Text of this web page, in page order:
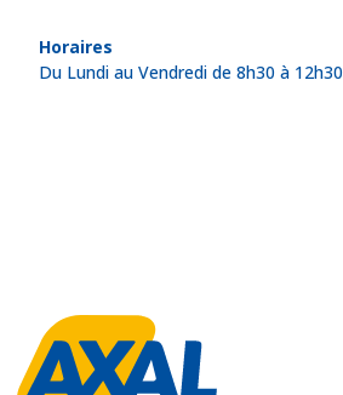
Horaires
Du Lundi au Vendredi de 8h30 à 12h30